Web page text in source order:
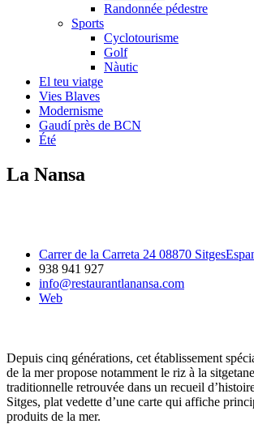
Randonnée pédestre
Sports
Cyclotourisme
Golf
Nàutic
El teu viatge
Vies Blaves
Modernisme
Gaudí près de BCN
Été
La Nansa
Carrer de la Carreta 24 08870
938 941 927
info@restaurantlanansa.com
Web
Depuis cinq générations, cet établissement
de la mer propose notamment le riz à la
traditionnelle retrouvée dans un recueil
Sitges, plat vedette d’une carte qui affiche
produits de la mer.